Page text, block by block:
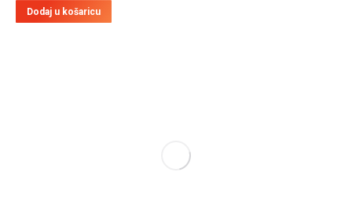
Dodaj u košaricu